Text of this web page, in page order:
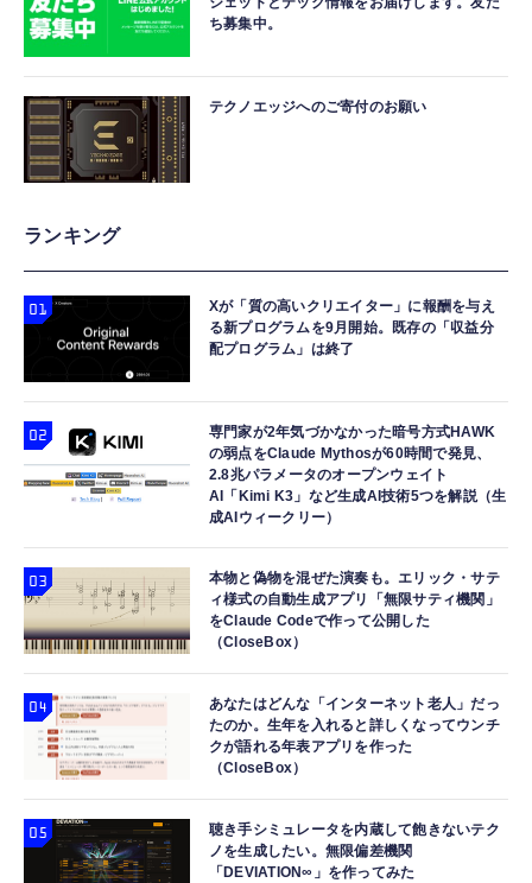
ち募集中。
テクノエッジへのご寄付のお願い
ランキング
Xが「質の高いクリエイター」に報酬を与え
る新プログラムを9月開始。既存の「収益分
配プログラム」は終了
専門家が2年気づかなかった暗号方式HAWK
の弱点をClaude Mythosが60時間で発見、
2.8兆パラメータのオープンウェイト
AI「Kimi K3」など生成AI技術5つを解説（生
成AIウィークリー）
本物と偽物を混ぜた演奏も。エリック・サテ
ィ様式の自動生成アプリ「無限サティ機関」
をClaude Codeで作って公開した
（CloseBox）
あなたはどんな「インターネット老人」だっ
たのか。生年を入れると詳しくなってウンチ
クが語れる年表アプリを作った
（CloseBox）
聴き手シミュレータを内蔵して飽きないテク
ノを生成したい。無限偏差機関
「DEVIATION∞」を作ってみた